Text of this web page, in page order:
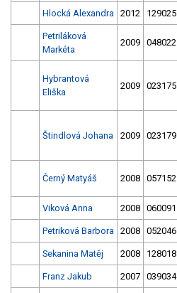
Hlocká Alexandra 2012 129025
Petriláková
Markéta
2009 048022
Hybrantová
Eliška
2009 023175
Štindlová Johana 2009 023179
Černý Matyáš 2008 057152
Viková Anna 2008 060091
Petriková Barbora 2008 052046
Sekanina Matěj 2008 128018
Franz Jakub 2007 039034